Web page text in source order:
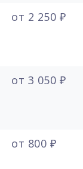
от 2 250 ₽
от 3 050 ₽
от 800 ₽